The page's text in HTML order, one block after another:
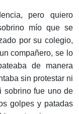
pero quiero
mío que se
por su colegio,
compañero, se lo
de manera
sin protestar ni
sobrino fue uno de
golpes y patadas